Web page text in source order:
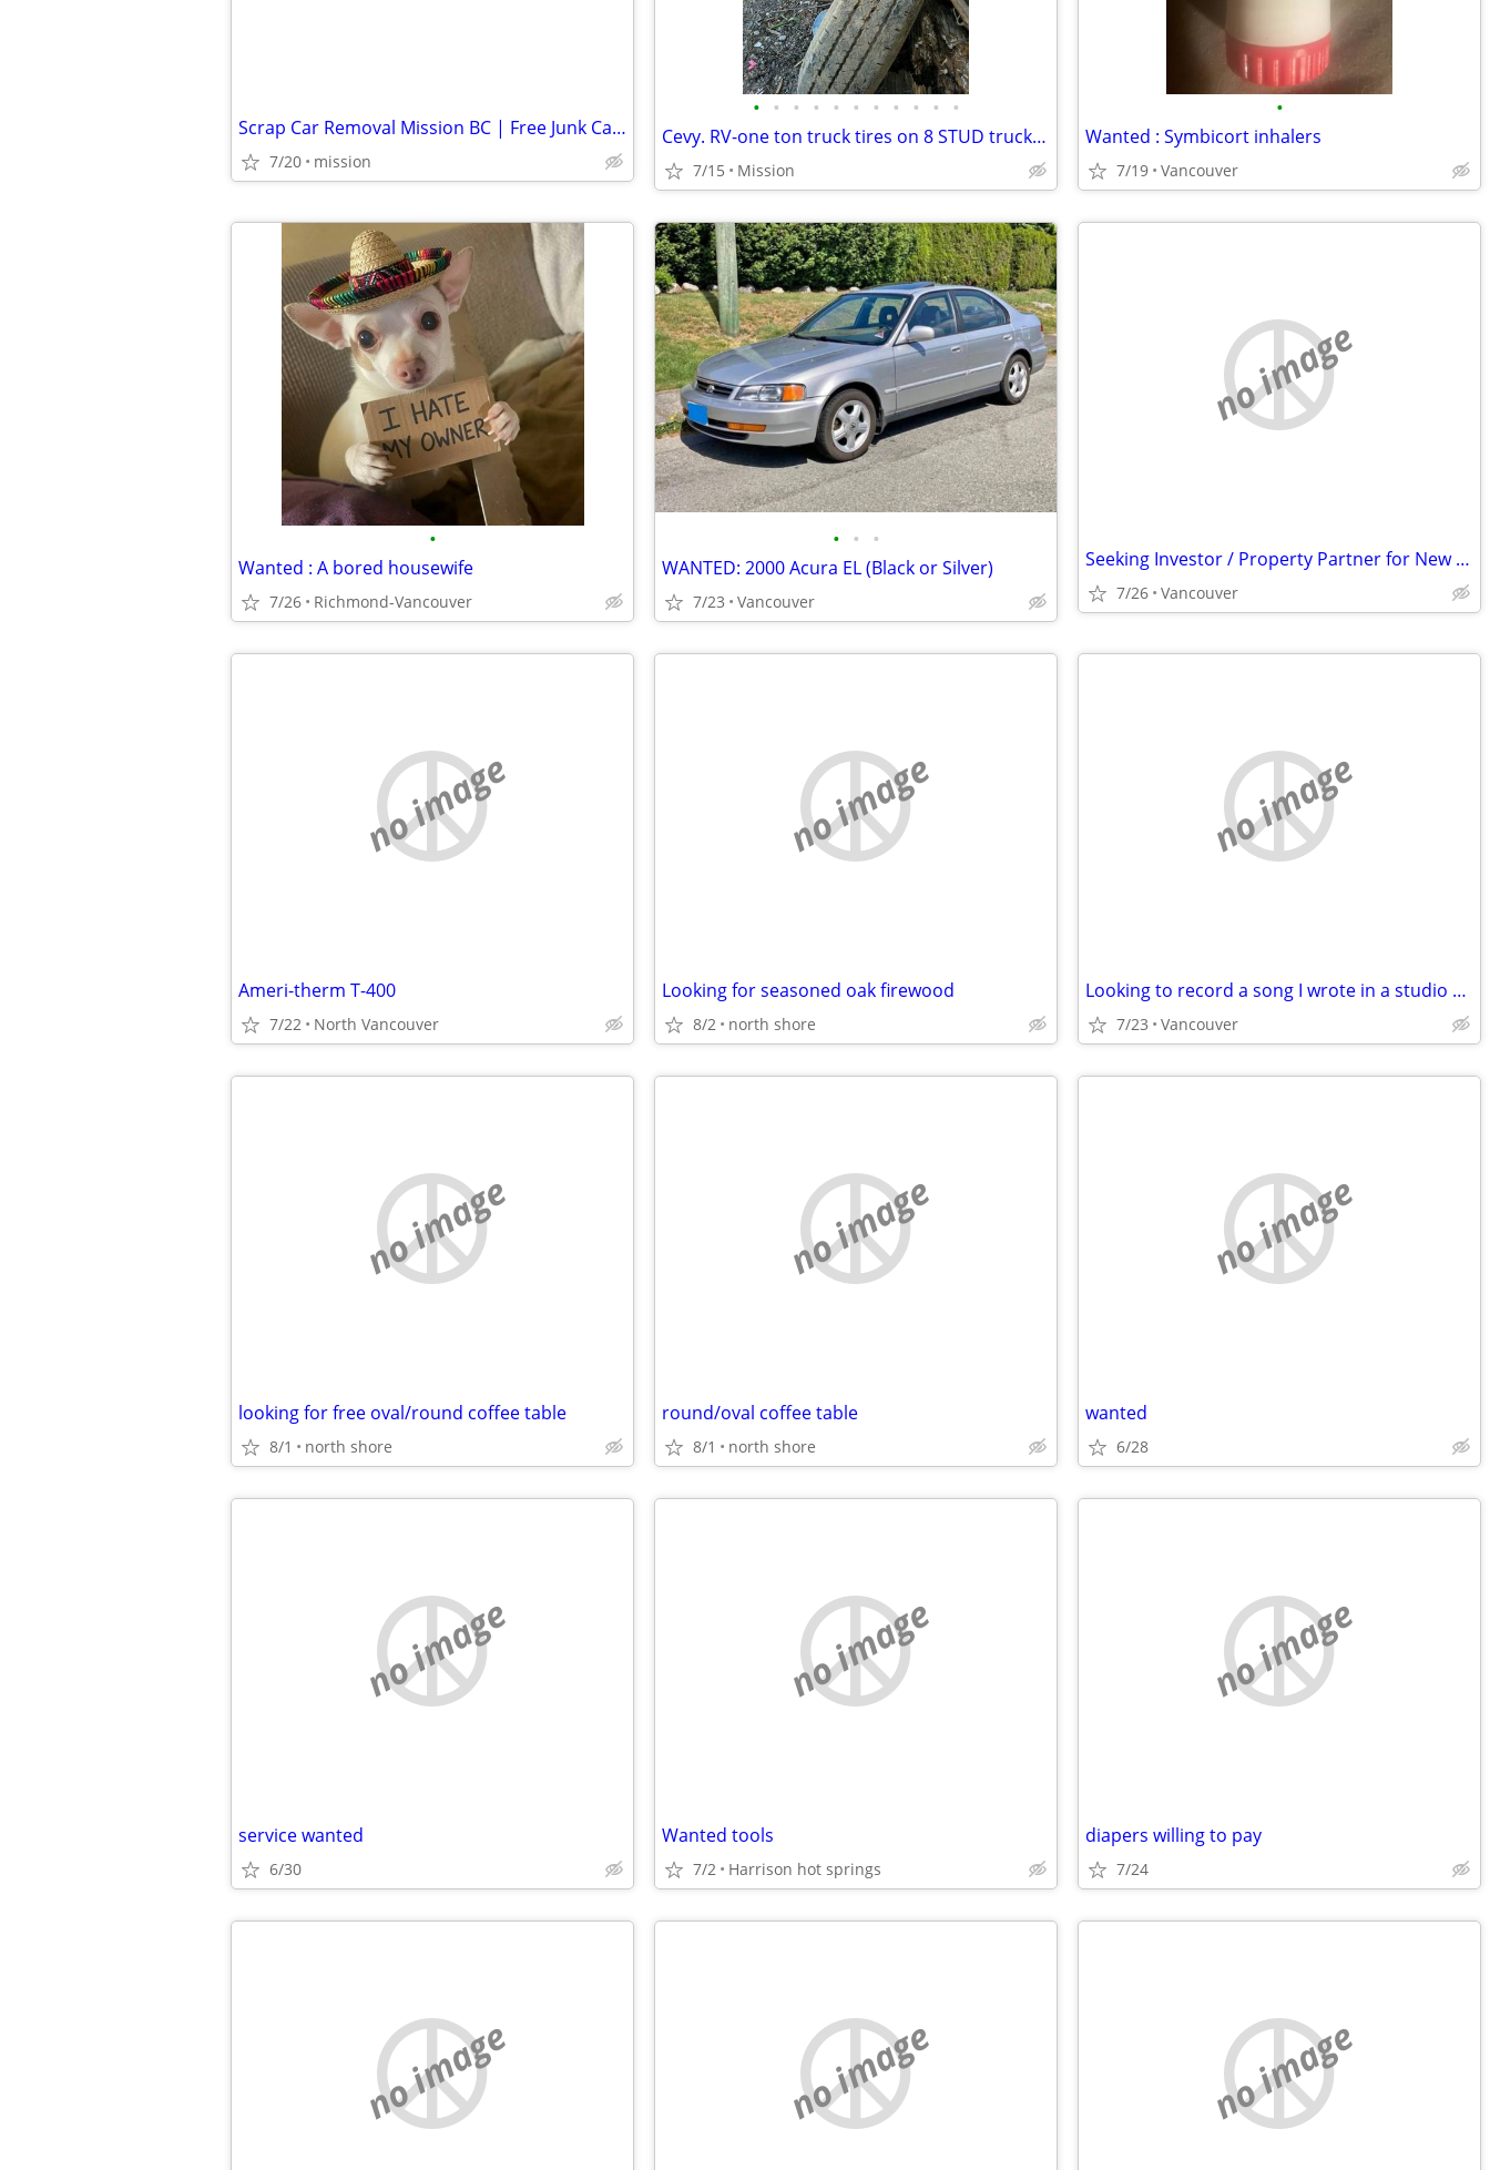
Scrap Car Removal Mission BC | Free Junk Car Pickup
7/20 mission
• • • • • • • • • • •
Cevy. RV-one ton truck tires on 8 STUD truck rims. 275 16.5 6 of
7/15 Mission
•
Wanted : Symbicort inhalers
7/19 Vancouver
•
Wanted : A bored housewife
7/26 Richmond-Vancouver
• • •
WANTED: 2000 Acura EL (Black or Silver)
7/23 Vancouver
no image
Seeking Investor / Property Partner for New Vancouver Nightclub
7/26 Vancouver
no image
Ameri-therm T-400
7/22 North Vancouver
no image
Looking for seasoned oak firewood
8/2 north shore
no image
Looking to record a song I wrote in a studio and send it to Nashville
7/23 Vancouver
no image
looking for free oval/round coffee table
8/1 north shore
no image
round/oval coffee table
8/1 north shore
no image
wanted
6/28
no image
service wanted
6/30
no image
Wanted tools
7/2 Harrison hot springs
no image
diapers willing to pay
7/24
no image no image no image